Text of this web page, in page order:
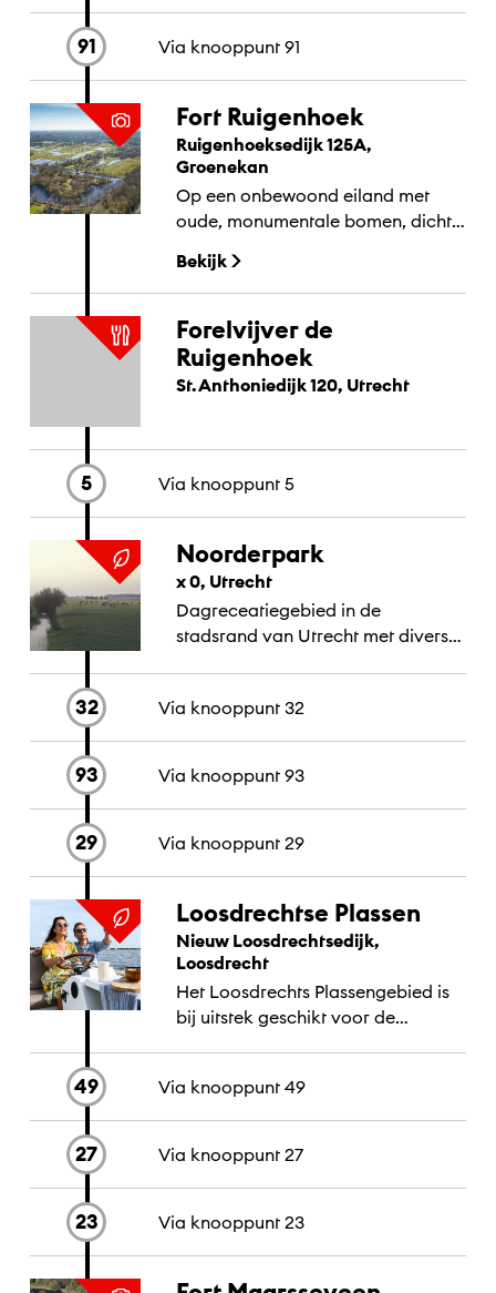
91 Via knooppunt 91
Fort Ruigenhoek
Ruigenhoeksedijk 125A,
Groenekan
Op een onbewoond eiland met
oude, monumentale bomen, dicht
Ruigenhoek.
Bekijk
Forelvijver de
Ruigenhoek
St. Anthoniedijk 120, Utrecht
5 Via knooppunt 5
Noorderpark
x 0, Utrecht
Dagreceatiegebied in de
stadsrand van Utrecht met diverse
wandelen, natuurbeleving.
32 Via knooppunt 32
93 Via knooppunt 93
29 Via knooppunt 29
Loosdrechtse Plassen
Nieuw Loosdrechtsedijk,
Loosdrecht
Het Loosdrechts Plassengebied is
bij uitstek geschikt voor de
motorbootvaart is allemaal
mogelijk.
49 Via knooppunt 49
27 Via knooppunt 27
23 Via knooppunt 23